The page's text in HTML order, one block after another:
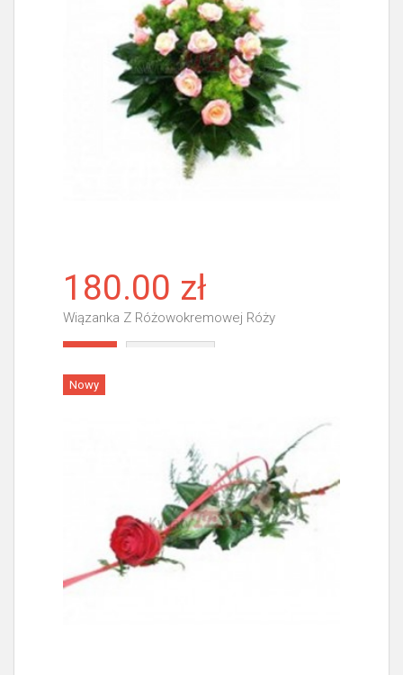
180.00 zł
Wiązanka Z Różowokremowej Róży
Nowy